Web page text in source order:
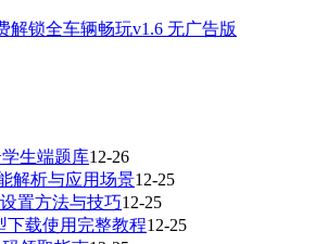
解锁全车辆畅玩v1.6 无广告版
生端题库12-26
解析与应用场景12-25
置方法与技巧12-25
下载使用完整教程12-25